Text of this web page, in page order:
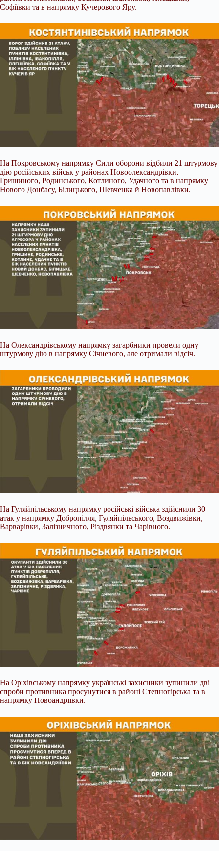
Софіївки та в напрямку Кучерового Яру.
На Покровському напрямку Сили оборони відбили 21 штурмову
дію російських військ у районах Новоолександрівки,
Гришиного, Родинського, Котлиного, Удачного та в напрямку
Нового Донбасу, Білицького, Шевченка й Новопавлівки.
На Олександрівському напрямку загарбники провели одну
штурмову дію в напрямку Січневого, але отримали відсіч.
На Гуляйпільському напрямку російські війська здійснили 30
атак у напрямку Добропілля, Гуляйпільського, Воздвижівки,
Варварівки, Залізничного, Різдвянки та Чарівного.
На Оріхівському напрямку українські захисники зупинили дві
спроби противника просунутися в районі Степногірська та в
напрямку Новоандріївки.